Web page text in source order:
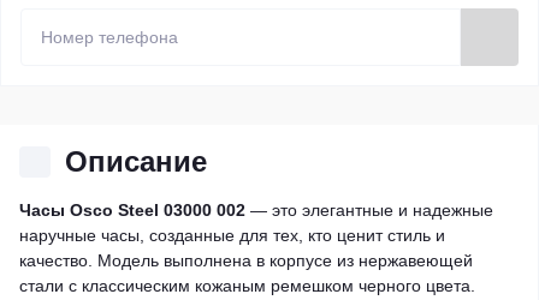
Описание
Часы Osco Steel 03000 002 — это элегантные и надежные
наручные часы, созданные для тех, кто ценит стиль и
качество. Модель выполнена в корпусе из нержавеющей
стали с классическим кожаным ремешком черного цвета.